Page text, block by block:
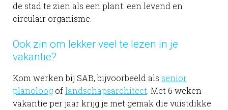
de stad te zien als een plant: een levend en
circulair organisme.
Ook zin om lekker veel te lezen in je
vakantie?
Kom werken bij SAB, bijvoorbeeld als senior
planoloog oflandschapsarchitect . Met 6 weken
vakantie per jaar krijg je met gemak die vuistdikke